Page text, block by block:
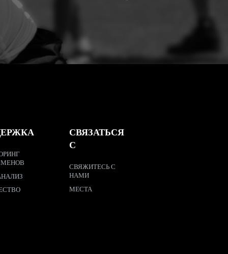
СВЯЗАТЬСЯ
С
СВЯЖИТЕСЬ С
НАМИ
МЕСТА